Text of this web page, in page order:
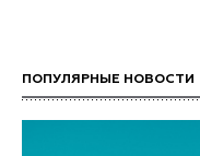
ПОПУЛЯРНЫЕ НОВОСТИ